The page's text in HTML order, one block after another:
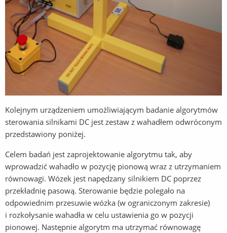
Kolejnym urządzeniem umożliwiającym badanie algorytmów
sterowania silnikami DC jest zestaw z wahadłem odwróconym
przedstawiony poniżej.
Celem badań jest zaprojektowanie algorytmu tak, aby
wprowadzić wahadło w pozycję pionową wraz z utrzymaniem
równowagi. Wózek jest napędzany silnikiem DC poprzez
przekładnię pasową. Sterowanie będzie polegało na
odpowiednim przesuwie wózka (w ograniczonym zakresie)
i rozkołysanie wahadła w celu ustawienia go w pozycji
pionowej. Następnie algorytm ma utrzymać równowagę